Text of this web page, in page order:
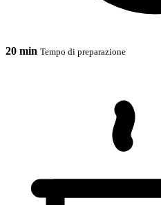
20 min Tempo di preparazione